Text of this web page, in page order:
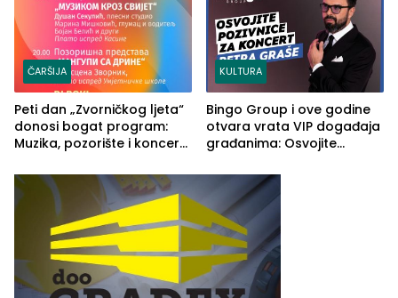
ČARŠIJA
Peti dan „Zvorničkog ljeta“
donosi bogat program:
Muzika, pozorište i koncert
KULTURA
Bingo Group i ove godine
otvara vrata VIP događaja
građanima: Osvojite
Graše